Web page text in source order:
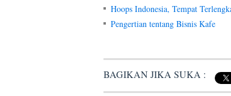
Hoops Indonesia, Tempat
Pengertian tentang Bisnis Kafe
BAGIKAN JIKA SUKA :